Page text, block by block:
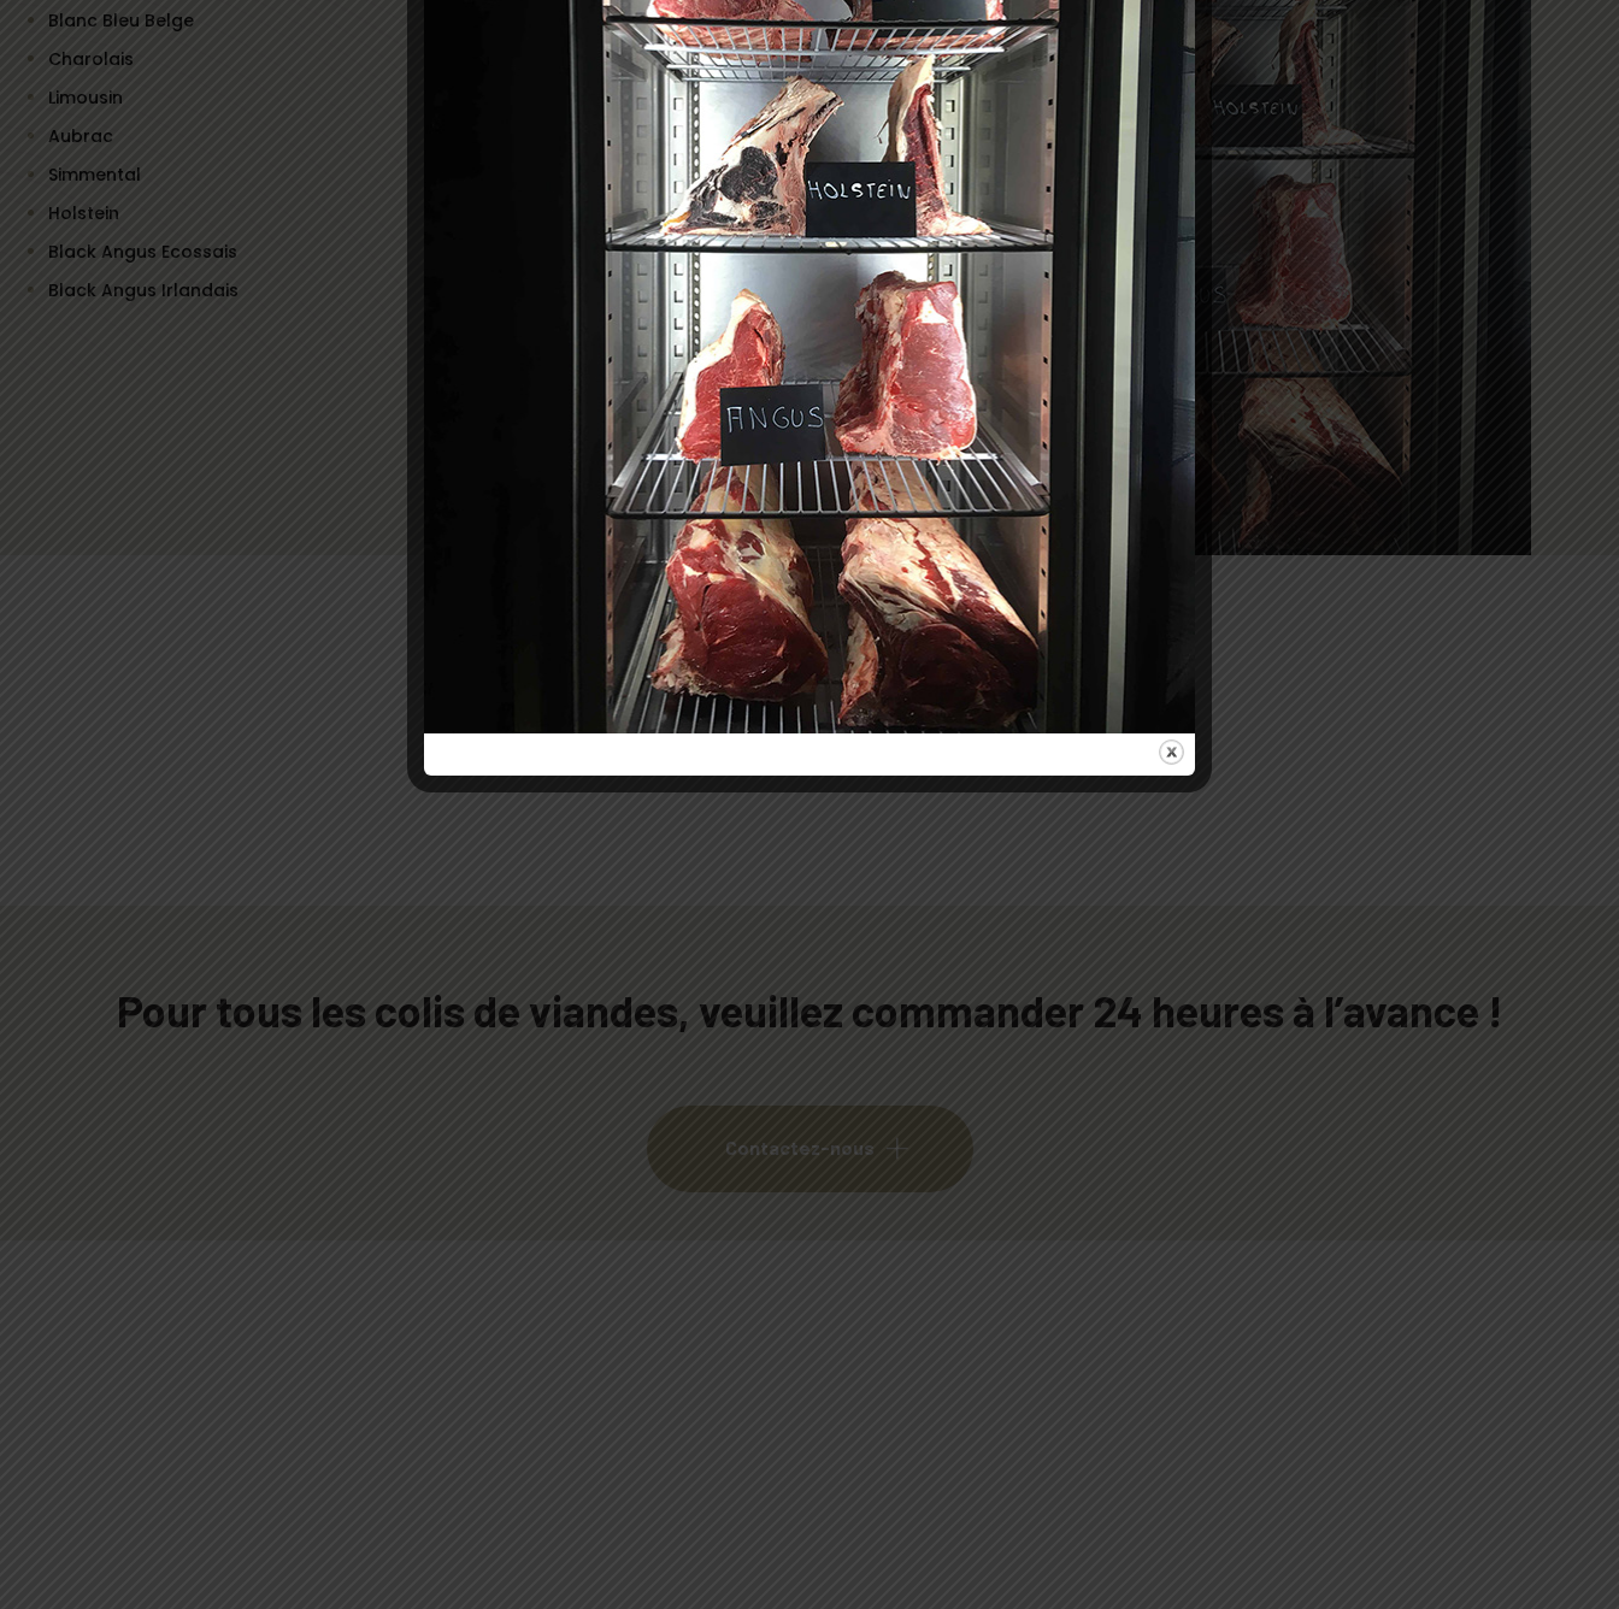
Blanc Bleu Belge
Charolais
Limousin
Aubrac
Simmental
Holstein
Black Angus Ecossais
Black Angus Irlandais
Angus Américain
Nos colis de viandes
Pour tous les colis de viandes, veuillez commander 24 heures à l’avance !
Contactez-nous